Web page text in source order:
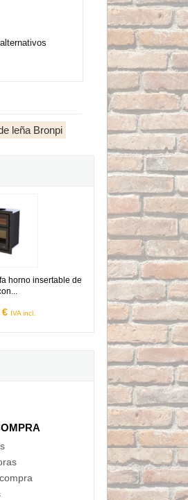
leña Bronpi
horno insertable de
€ IVA incl.